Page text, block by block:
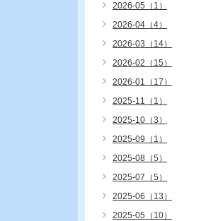
2026-05（1）
2026-04（4）
2026-03（14）
2026-02（15）
2026-01（17）
2025-11（1）
2025-10（3）
2025-09（1）
2025-08（5）
2025-07（5）
2025-06（13）
2025-05（10）